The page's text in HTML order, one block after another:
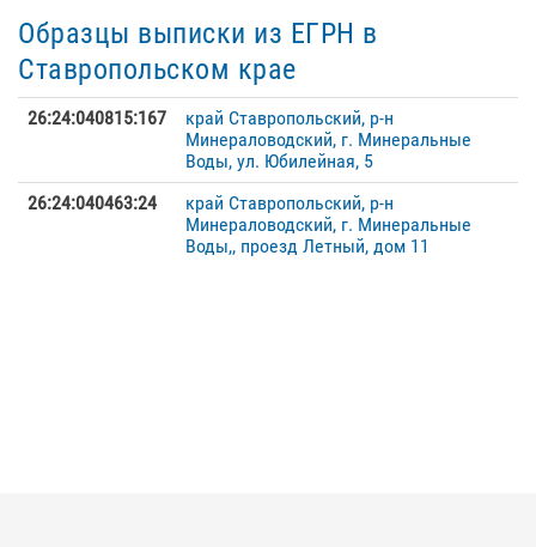
Образцы выписки из ЕГРН в
Ставропольском крае
26:24:040815:167
край Ставропольский, р-н
Минераловодский, г. Минеральные
Воды, ул. Юбилейная, 5
26:24:040463:24
край Ставропольский, р-н
Минераловодский, г. Минеральные
Воды,, проезд Летный, дом 11